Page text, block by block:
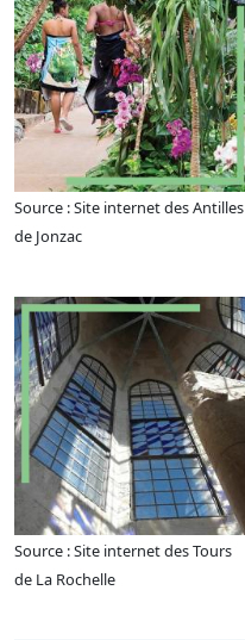
Source : Site internet des Antilles
de Jonzac
Source : Site internet des Tours
de La Rochelle